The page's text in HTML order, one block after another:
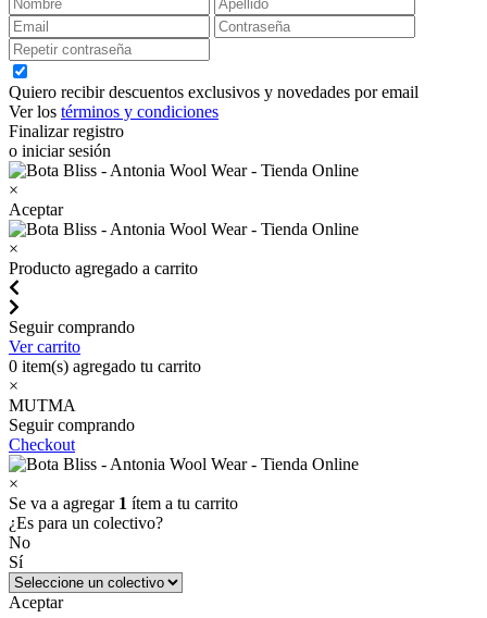
Quiero recibir descuentos exclusivos y novedades por email
Ver los términos y condiciones
Finalizar registro
o iniciar sesión
×
Aceptar
×
Producto agregado a carrito
Seguir comprando
Ver carrito
0 item(s) agregado tu carrito
×
MUTMA
Seguir comprando
Checkout
×
Se va a agregar 1 ítem a tu carrito
¿Es para un colectivo?
No
Sí
Aceptar